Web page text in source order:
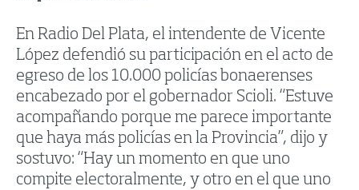
En Radio Del Plata, el intendente de Vicente
López defendió su participación en el acto de
egreso de los 10.000 policías bonaerenses
encabezado por el gobernador Scioli. “Estuve
acompañando porque me parece importante
que haya más policías en la Provincia”, dijo y
sostuvo: “Hay un momento en que uno
compite electoralmente, y otro en el que uno